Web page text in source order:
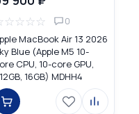
☆☆☆☆ 0
MacBook Air 13 2026
Blue (Apple M5 10-
CPU, 10-core GPU,
16GB) MDHH4